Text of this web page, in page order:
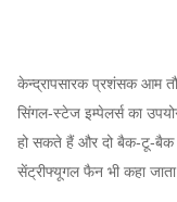
केन्द्रापसारक प्रशंसक आम
सिंगल-स्टेज इम्पेलर्स का
हो सकते हैं और दो बैक-टू-बैक
सेंट्रीफ्यूगल फैन भी कहा